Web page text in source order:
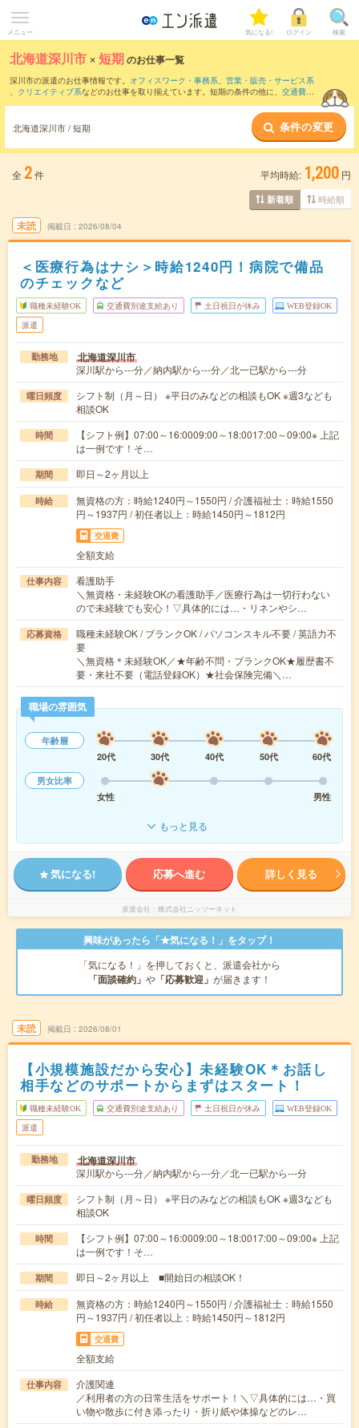
メニュー 気になる! ログイン 検索
北海道深川市 ×短期のお仕事一覧
深川市の派遣のお仕事情報です。 オフィスワーク・事務系、 営業・販売・サービス系
、 クリエイティブ系などのお仕事を取り揃えています。短期の条件の他に、 交通費別
北海道深川市 / 短期 条件の変更
全 2件 平均時給: 1,200 円
新着順 時給順
未読 掲載日 2026/08/04
＜医療行為はナシ＞時給1240円！病院で備品
のチェックなど
職種未経験OK 交通費別途支給あり 土日祝日が休み WEB登録OK
派遣
勤務地 北海道深川市
深川駅から---分／納内駅から---分／北一已駅から---分
曜日頻度
シフト制（月～日） ※平日のみなどの相談もOK ※週3なども
相談OK
時間
【シフト例】07:00～16:0009:00～18:0017:00～09:00※ 上記
は一例です！そ…
期間 即日～2ヶ月以上
時給
無資格の方：時給1240円～1550円 / 介護福祉士：時給1550
円～1937円 / 初任者以上：時給1450円～1812円
交通費
全額支給
仕事内容
看護助手
＼無資格・未経験OKの看護助手／医療行為は一切行わない
ので未経験でも安心！▽具体的には…・リネンやシ…
応募資格
職種未経験OK / ブランクOK / パソコンスキル不要 / 英語力不
要
＼無資格＊未経験OK／★年齢不問・ブランクOK★履歴書不
要・来社不要（電話登録OK）★社会保険完備＼…
職場の雰囲気
年齢層
20代
30代 40代 50代
60代
男女比率
女性
男性
もっと見る
気になる! 応募へ進む 詳しく見る
派遣会社 株式会社ニッソーネット
興味があったら「★気になる！」をタップ！
「気になる！」を押しておくと、派遣会社から
「面談確約」 や 「応募歓迎」 が届きます！
未読 掲載日 2026/08/01
【小規模施設だから安心】未経験OK＊お話し
相手などのサポートからまずはスタート！
職種未経験OK 交通費別途支給あり 土日祝日が休み WEB登録OK
派遣
勤務地 北海道深川市
深川駅から---分／納内駅から---分／北一已駅から---分
曜日頻度
シフト制（月～日） ※平日のみなどの相談もOK ※週3なども
相談OK
時間
【シフト例】07:00～16:0009:00～18:0017:00～09:00※ 上記
は一例です！そ…
期間 即日～2ヶ月以上 ■開始日の相談OK！
時給
無資格の方：時給1240円～1550円 / 介護福祉士：時給1550
円～1937円 / 初任者以上：時給1450円～1812円
交通費
全額支給
仕事内容
介護関連
／利用者の方の日常生活をサポート！＼▽具体的には…・買
い物や散歩に付き添ったり・折り紙や体操などのレ…